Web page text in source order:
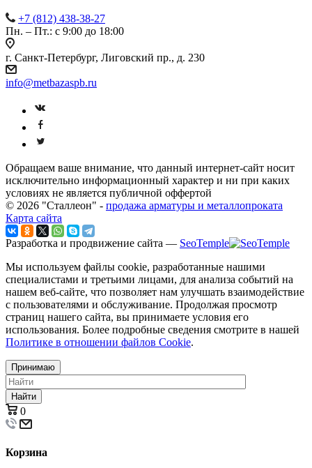
+7 (812) 438-38-27
Пн. – Пт.: с 9:00 до 18:00
г. Санкт-Петербург, Лиговский пр., д. 230
info@metbazaspb.ru
Обращаем ваше внимание, что данный интернет-сайт носит
исключительно информационный характер и ни при каких
условиях не является публичной оффертой
© 2026 "Сталлеон" - продажа арматуры и металлопроката
Карта сайта
Разработка и продвижение сайта — SeoTemple
Мы используем файлы cookie, разработанные нашими
специалистами и третьими лицами, для анализа событий на
нашем веб-сайте, что позволяет нам улучшать взаимодействие
с пользователями и обслуживание. Продолжая просмотр
страниц нашего сайта, вы принимаете условия его
использования. Более подробные сведения смотрите в нашей
Политике в отношении файлов Cookie.
Принимаю
Найти
0
Корзина